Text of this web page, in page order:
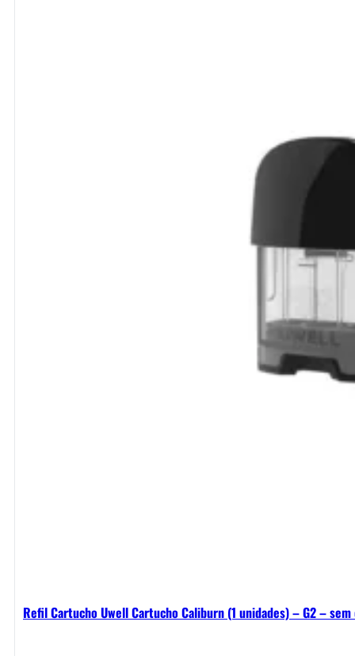
Refil Cartucho Uwell Cartucho Caliburn (1 unidades) – G2 –